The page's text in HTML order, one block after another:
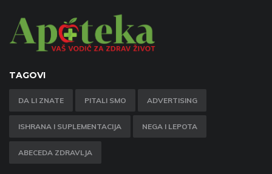
TAGOVI
DA LI ZNATE PITALI SMO ADVERTISING
ISHRANA I SUPLEMENTACIJA NEGA I LEPOTA
ABECEDA ZDRAVLJA